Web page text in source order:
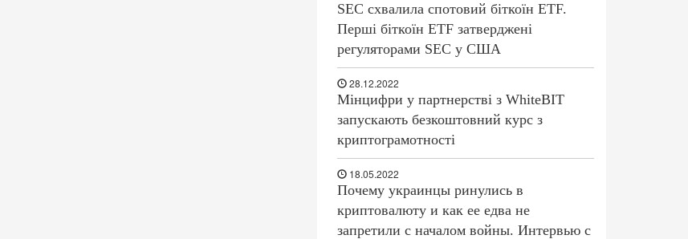
SEC схвалила спотовий біткоїн ETF.
Перші біткоїн ETF затверджені
регуляторами SEC у США
28.12.2022
Мінцифри у партнерстві з WhiteBIT
запускають безкоштовний курс з
криптограмотності
18.05.2022
Почему украинцы ринулись в
криптовалюту и как ее едва не
запретили с началом войны. Интервью с